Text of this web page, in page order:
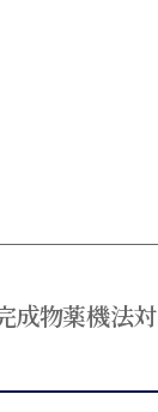
成物薬機法対